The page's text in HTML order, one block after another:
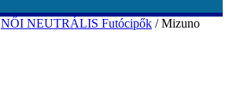
NŐI NEUTRÁLIS Futócipők / Mizuno